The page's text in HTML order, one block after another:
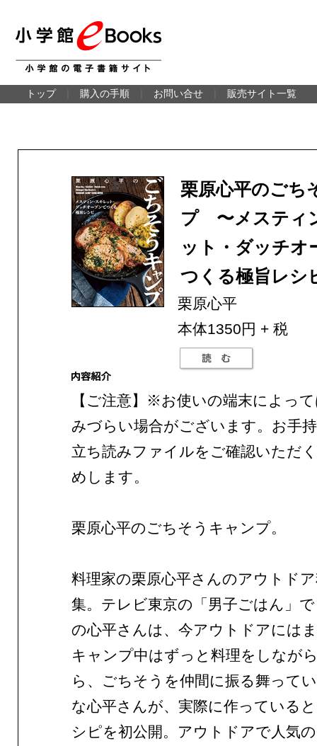
トップ 購入の手順 お問い合せ 販売サイト一覧
栗原心平のごち
プ 〜メスティ
ット・ダッチオ
つくる極旨レシ
栗原心平
本体1350円 + 税
【ご注意】※お使いの端末によっ
みづらい場合がございます。お手
立ち読みファイルをご確認いただ
めします。
栗原心平のごちそうキャンプ。
料理家の栗原心平さんのアウトド
集。テレビ東京の「男子ごはん」
の心平さんは、今アウトドアには
キャンプ中はずっと料理をしなが
ら、ごちそうを仲間に振る舞って
な心平さんが、実際に作っている
シピを初公開。アウトドアで人気